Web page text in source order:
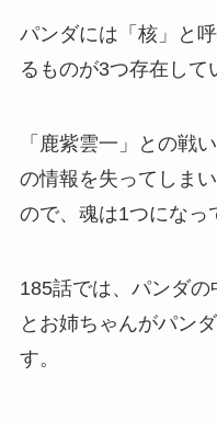
パンダには「核」と
るものが3つ存在して
「鹿紫雲一」との戦
の情報を失ってしま
ので、魂は1つになっ
185話では、パンダ
とお姉ちゃんがパン
す。